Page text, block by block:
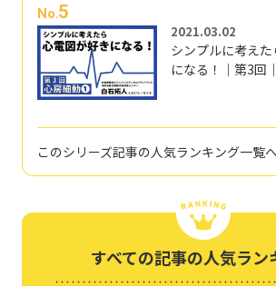
No.5
2021.03.02
シンプルに考え
になる！｜第3回
このシリーズ記事の人気ランキング一覧へ
すべての記事の人気ラン